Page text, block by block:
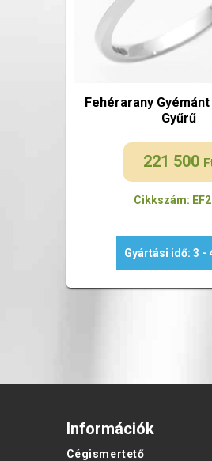
Fehérarany
Gyűrű
221 500
Cikkszám:
Gyártási idő: 3 -
Információk
Cégismertető